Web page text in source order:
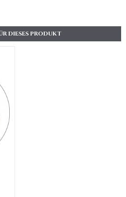
DIESES PRODUKT